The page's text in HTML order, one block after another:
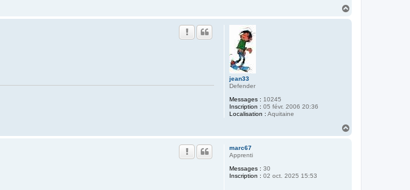
jean33
Defender
Messages : 10245
Inscription : 05 févr. 2006 20:36
Localisation : Aquitaine
marc67
Apprenti
Messages : 30
Inscription : 02 oct. 2025 15:53